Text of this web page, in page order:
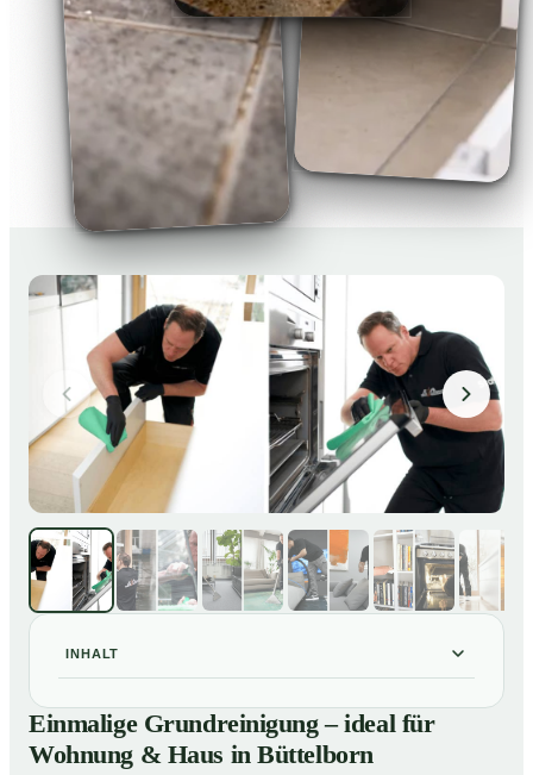
INHALT
Einmalige Grundreinigung – ideal für Wohnung & Haus
in Büttelborn
Einmalige Grundreinigung – ideal für
Wohnung & Haus in Büttelborn